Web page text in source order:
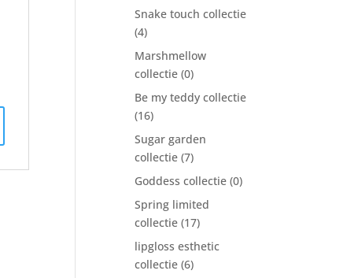
Snake touch collectie
(4)
Marshmellow
collectie (0)
Be my teddy collectie
(16)
Sugar garden
collectie (7)
Goddess collectie (0)
Spring limited
collectie (17)
lipgloss esthetic
collectie (6)